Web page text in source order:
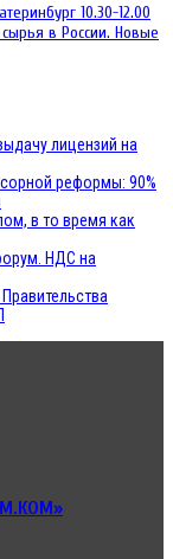
10.30-12.00
сырья в России. Новые
лицензий на
реформы: 90%
в то время как
НДС на